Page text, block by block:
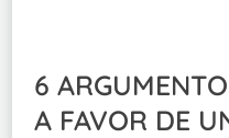
6
A FAVOR DE